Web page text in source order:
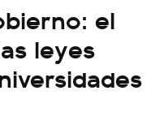
el
leyes